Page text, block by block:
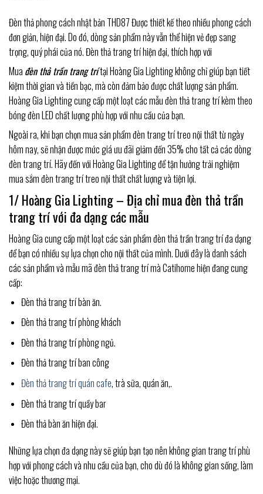
Đèn thả phong cách nhật bản THD87 Được thiết kế theo nhiều phong cách
đơn giản, hiện đại. Do đó, dòng sản phẩm này vẫn thể hiện vẻ đẹp sang
trọng, quý phái của nó. Đèn thả trang trí hiện đại, thích hợp với
Mua đèn thả trần trang trítại Hoàng Gia Lighting không chỉ giúp bạn tiết
kiệm thời gian và tiền bạc, mà còn đảm bảo được chất lượng sản phẩm.
Hoàng Gia Lighting cung cấp một loạt các mẫu đèn thả trang trí kèm theo
bóng đèn LED chất lượng phù hợp với nhu cầu của bạn.
Ngoài ra, khi bạn chọn mua sản phẩm đèn trang trí treo nội thất từ ngày
hôm nay, sẽ nhận được mức giá ưu đãi giảm đến 35% cho tất cả các dòng
đèn trang trí. Hãy đến với Hoàng Gia Lighting để tận hưởng trải nghiệm
mua sắm đèn trang trí treo nội thất chất lượng và tiện lợi.
1/ Hoàng Gia Lighting – Địa chỉ mua đèn thả trần
trang trí với đa dạng các mẫu
Hoàng Gia cung cấp một loạt các sản phẩm đèn thả trần trang trí đa dạng
để bạn có nhiều sự lựa chọn cho nội thất của mình. Dưới đây là danh sách
các sản phẩm và mẫu mã đèn thả trang trí mà Catihome hiện đang cung
cấp:
Đèn thả trang trí bàn ăn.
Đèn thả trang trí phòng khách
Đèn thả trang trí phòng ngủ.
Đèn thả trang trí ban công
Đèn thả trang trí quán cafe, trà sữa, quán ăn,.
Đèn thả trang trí quầy bar
Đèn thả bàn ăn hiện đại.
Những lựa chọn đa dạng này sẽ giúp bạn tạo nên không gian trang trí phù
hợp với phong cách và nhu cầu của bạn, cho dù đó là không gian sống, làm
việc hoặc thương mại.